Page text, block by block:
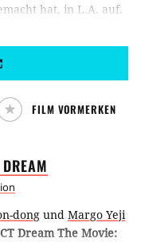
hat, in L.A. auf.
Idolen, die
den jahrelangen
BTS: Permission to
ein Film für die Fans.
FILM VORMERKEN
DREAM
dong und Margo Yeji
Dream The Movie: